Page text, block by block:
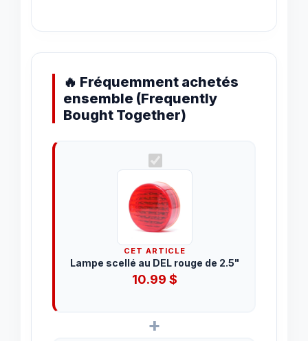
🔥 Fréquemment achetés
ensemble (Frequently
Bought Together)
CET ARTICLE
Lampe scellé au DEL rouge de 2.5"
10.99$
+